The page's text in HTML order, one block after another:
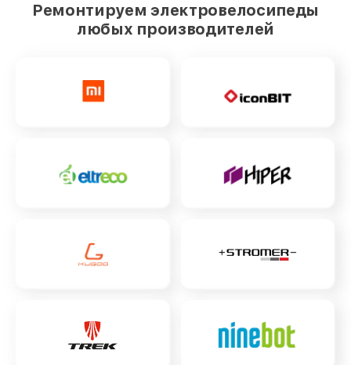
Ремонтируем электровелосипеды
любых производителей